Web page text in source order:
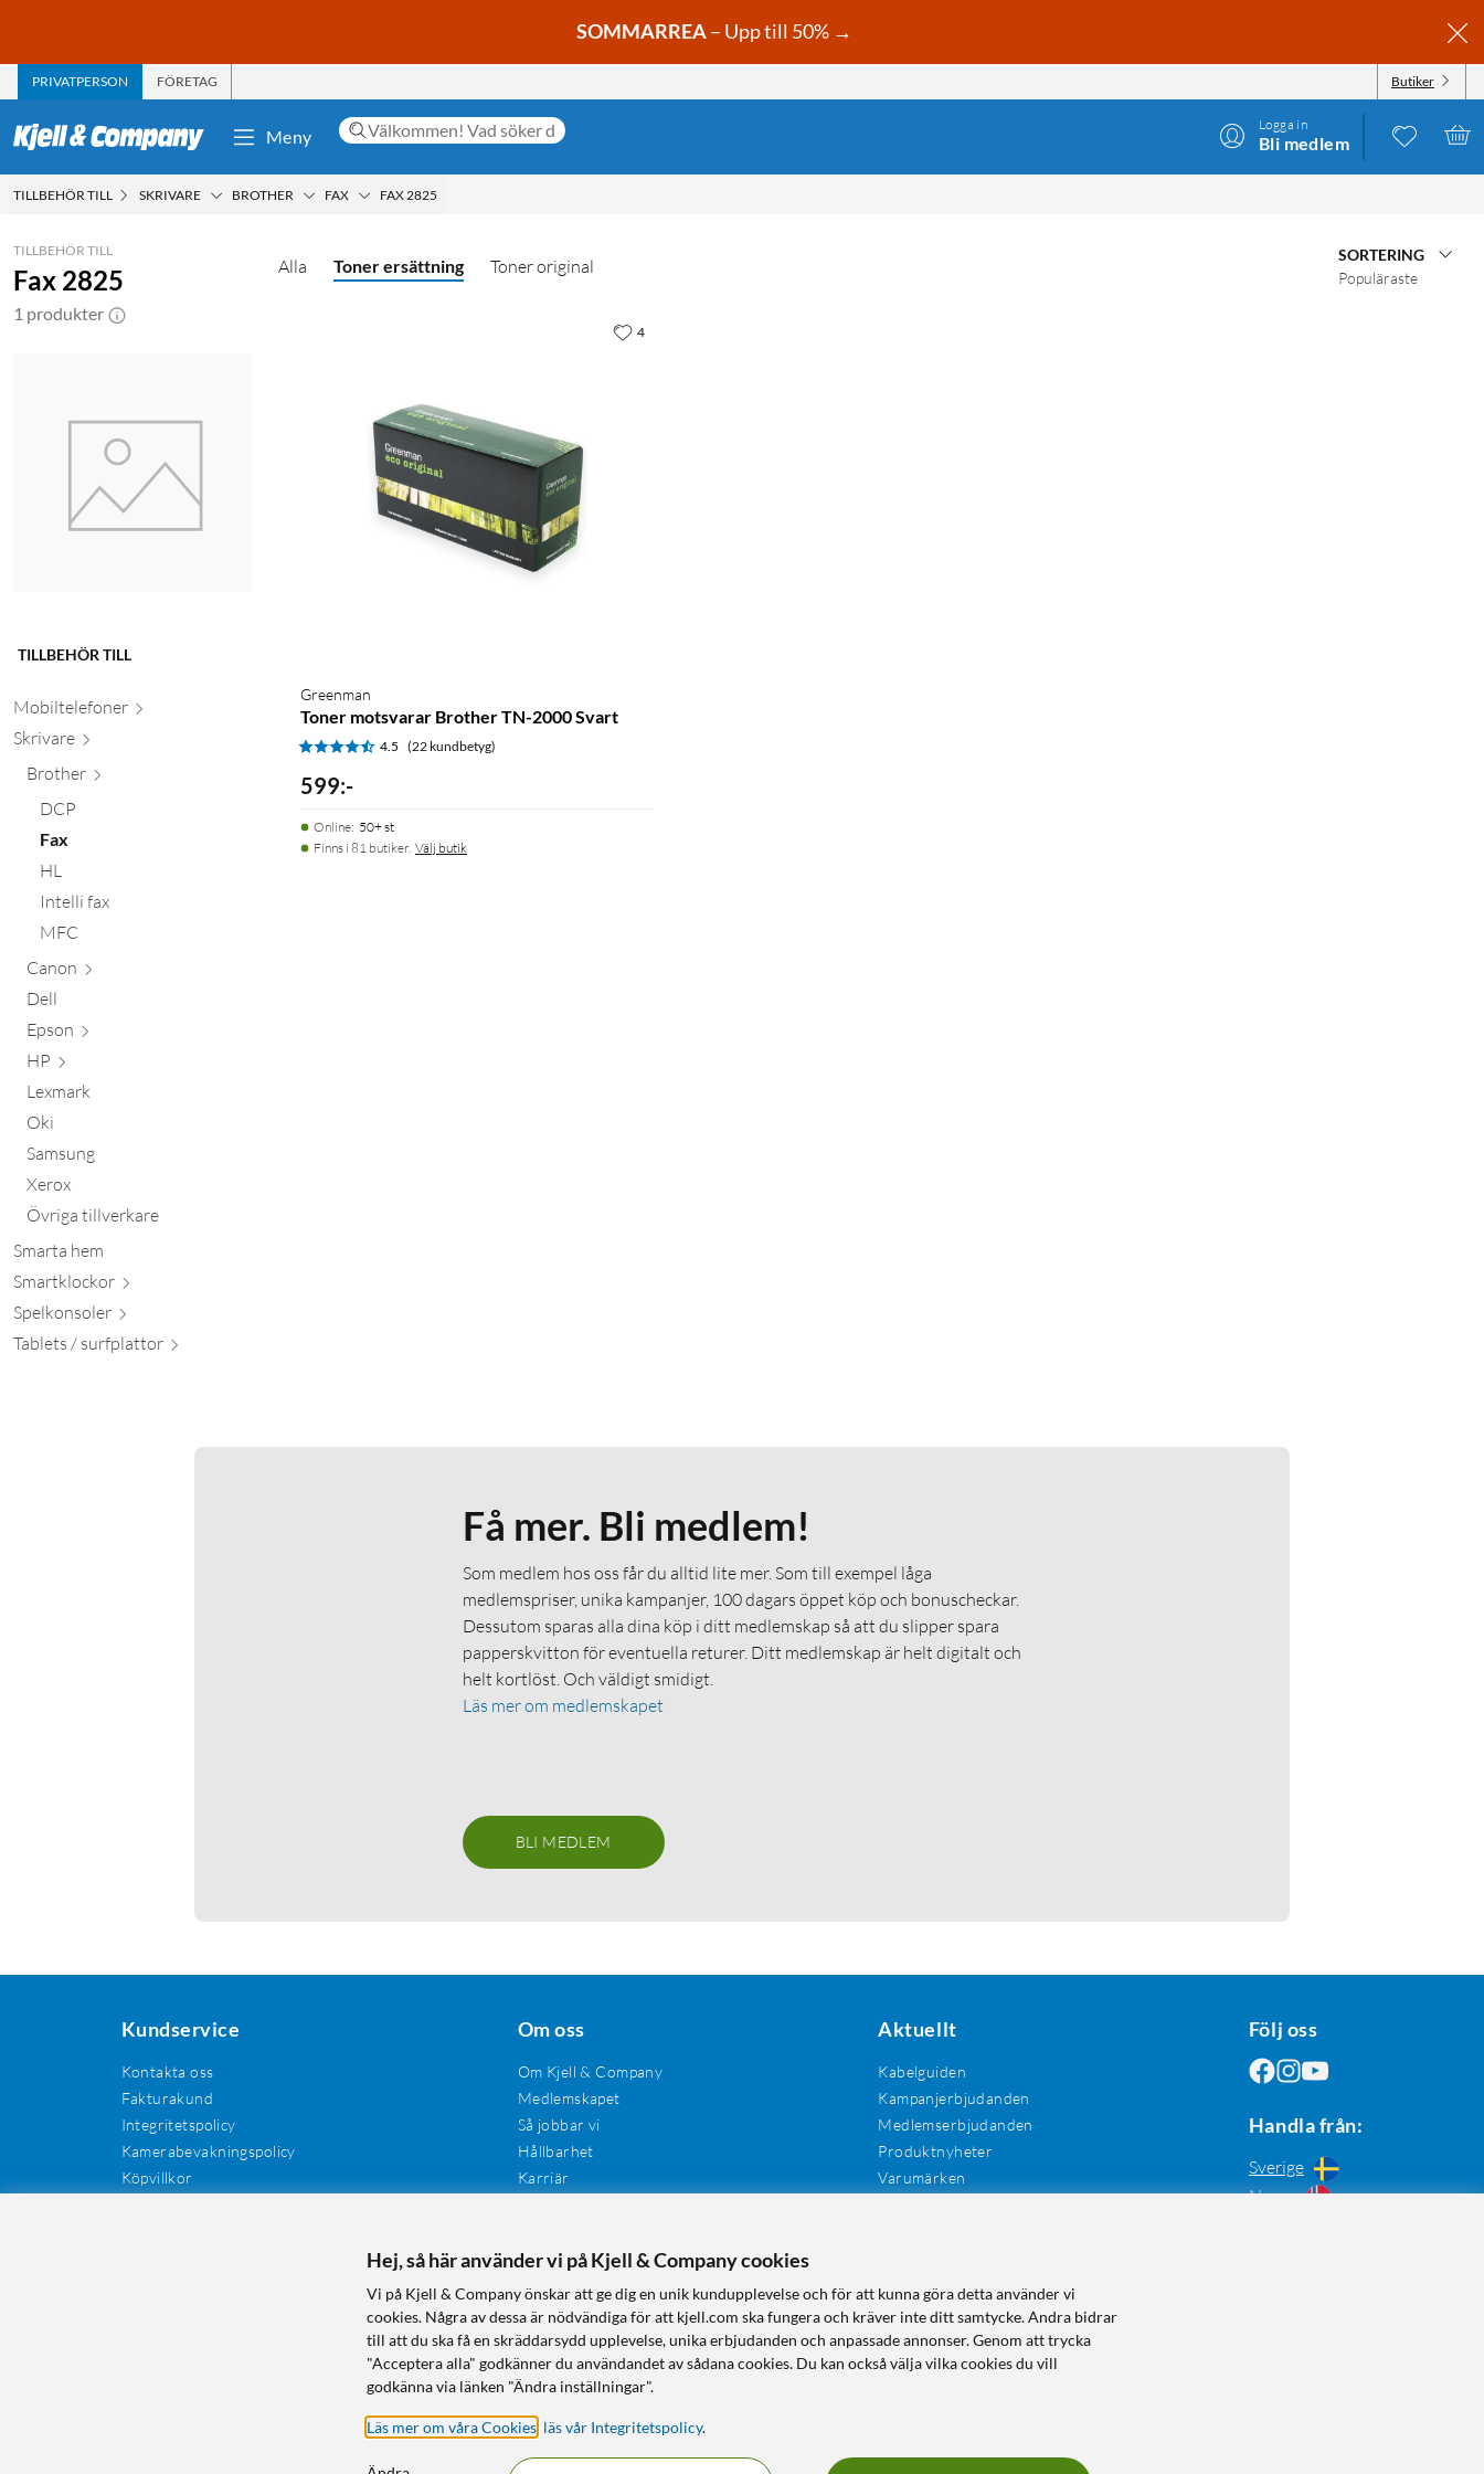
SOMMARREA– Upp till 50% →
PRIVATPERSON FÖRETAG Butiker
Meny
Logga in
Bli medlem
TILLBEHÖR TILL SKRIVARE BROTHER FAX FAX 2825
TILLBEHÖR TILL
Fax 2825
1 produkter
TILLBEHÖR TILL
Mobiltelefoner
Skrivare
Brother
DCP
Fax
HL
Intelli fax
MFC
Canon
Dell
Epson
HP
Lexmark
Oki
Samsung
Xerox
Övriga tillverkare
Smarta hem
Smartklockor
Spelkonsoler
Tablets / surfplattor
Alla Toner ersättning Toner original
SORTERING
Populäraste
Greenman
Toner motsvarar Brother TN-2000 Svart
4.5 (22 kundbetyg)
599:-
Online: 50+ st
Finns i 81 butiker. Välj butik
4
Få mer. Bli medlem!
Som medlem hos oss får du alltid lite mer. Som till exempel låga
medlemspriser, unika kampanjer, 100 dagars öppet köp och bonuscheckar.
Dessutom sparas alla dina köp i ditt medlemskap så att du slipper spara
papperskvitton för eventuella returer. Ditt medlemskap är helt digitalt och
helt kortlöst. Och väldigt smidigt.
Läs mer om medlemskapet
BLI MEDLEM
Kundservice
Kontakta oss
Fakturakund
Integritetspolicy
Kamerabevakningspolicy
Köpvillkor
Om oss
Om Kjell & Company
Medlemskapet
Så jobbar vi
Hållbarhet
Karriär
Tillgänglighet
Aktuellt
Kabelguiden
Kampanjerbjudanden
Medlemserbjudanden
Produktnyheter
Varumärken
Följ oss
Handla från:
Sverige
Norge
Hej, så här använder vi på Kjell & Company cookies
Vi på Kjell & Company önskar att ge dig en unik kundupplevelse och för att kunna göra detta använder vi
cookies. Några av dessa är nödvändiga för att kjell.com ska fungera och kräver inte ditt samtycke. Andra bidrar
till att du ska få en skräddarsydd upplevelse, unika erbjudanden och anpassade annonser. Genom att trycka
"Acceptera alla" godkänner du användandet av sådana cookies. Du kan också välja vilka cookies du vill
godkänna via länken "Ändra inställningar".
Läs mer om våra Cookies läs vår Integritetspolicy.